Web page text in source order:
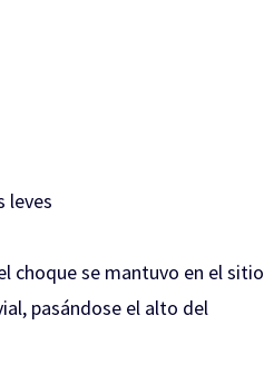
leves
choque se mantuvo en el sitio
pasándose el alto del